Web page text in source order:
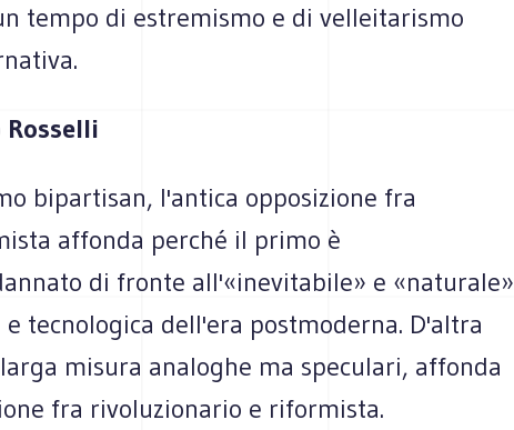
tempo di estremismo e di velleitarismo
Rosselli
bipartisan, l'antica opposizione fra
affonda perché il primo è
di fronte all'«inevitabile» e «naturale»
tecnologica dell'era postmoderna. D'altra
misura analoghe ma speculari, affonda
fra rivoluzionario e riformista.